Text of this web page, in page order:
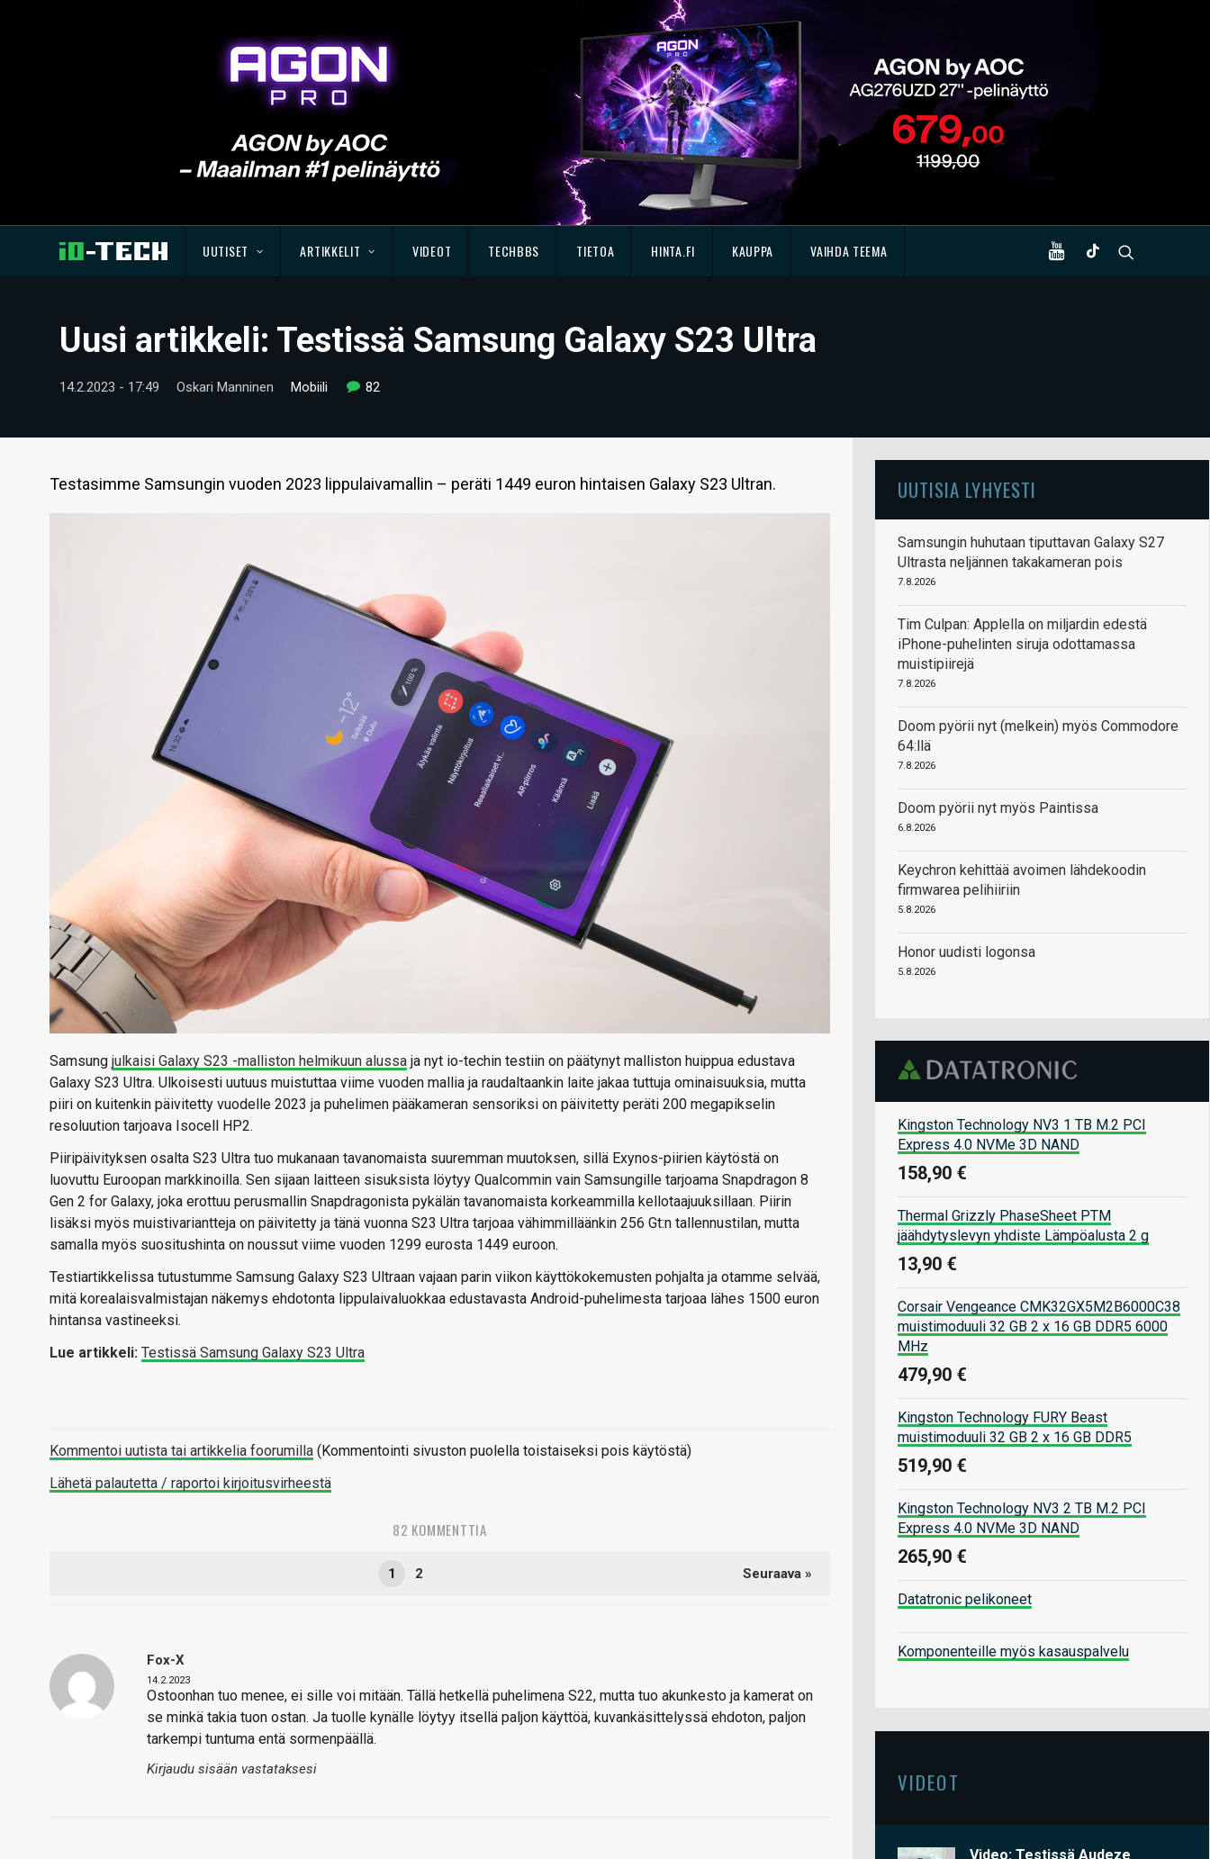
UUTISET ARTIKKELIT VIDEOT TECHBBS TIETOA HINTA.FI KAUPPA VAIHDA TEEMA
Uusi artikkeli: Testissä Samsung Galaxy S23 Ultra
14.2.2023 - 17:49 Oskari Manninen Mobiili 82
Testasimme Samsungin vuoden 2023 lippulaivamallin – peräti 1449 euron hintaisen Galaxy S23 Ultran.
Samsung julkaisi Galaxy S23 -malliston helmikuun alussa ja nyt io-techin testiin on päätynyt malliston huippua edustava
Galaxy S23 Ultra. Ulkoisesti uutuus muistuttaa viime vuoden mallia ja raudaltaankin laite jakaa tuttuja ominaisuuksia, mutta
piiri on kuitenkin päivitetty vuodelle 2023 ja puhelimen pääkameran sensoriksi on päivitetty peräti 200 megapikselin
resoluution tarjoava Isocell HP2.
Piiripäivityksen osalta S23 Ultra tuo mukanaan tavanomaista suuremman muutoksen, sillä Exynos-piirien käytöstä on
luovuttu Euroopan markkinoilla. Sen sijaan laitteen sisuksista löytyy Qualcommin vain Samsungille tarjoama Snapdragon 8
Gen 2 for Galaxy, joka erottuu perusmallin Snapdragonista pykälän tavanomaista korkeammilla kellotaajuuksillaan. Piirin
lisäksi myös muistivariantteja on päivitetty ja tänä vuonna S23 Ultra tarjoaa vähimmilläänkin 256 Gt:n tallennustilan, mutta
samalla myös suositushinta on noussut viime vuoden 1299 eurosta 1449 euroon.
Testiartikkelissa tutustumme Samsung Galaxy S23 Ultraan vajaan parin viikon käyttökokemusten pohjalta ja otamme selvää,
mitä korealaisvalmistajan näkemys ehdotonta lippulaivaluokkaa edustavasta Android-puhelimesta tarjoaa lähes 1500 euron
hintansa vastineeksi.
Lue artikkeli: Testissä Samsung Galaxy S23 Ultra
Kommentoi uutista tai artikkelia foorumilla (Kommentointi sivuston puolella toistaiseksi pois käytöstä)
Lähetä palautetta / raportoi kirjoitusvirheestä
82 KOMMENTTIA
1 2 Seuraava »
Fox-X
14.2.2023
Ostoonhan tuo menee, ei sille voi mitään. Tällä hetkellä puhelimena S22, mutta tuo akunkesto ja kamerat on
se minkä takia tuon ostan. Ja tuolle kynälle löytyy itsellä paljon käyttöä, kuvankäsittelyssä ehdoton, paljon
tarkempi tuntuma entä sormenpäällä.
Kirjaudu sisään vastataksesi
UUTISIA LYHYESTI
Samsungin huhutaan tiputtavan Galaxy S27
Ultrasta neljännen takakameran pois
7.8.2026
Tim Culpan: Applella on miljardin edestä
iPhone-puhelinten siruja odottamassa
muistipiirejä
7.8.2026
Doom pyörii nyt (melkein) myös Commodore
64:llä
7.8.2026
Doom pyörii nyt myös Paintissa
6.8.2026
Keychron kehittää avoimen lähdekoodin
firmwarea pelihiiriin
5.8.2026
Honor uudisti logonsa
5.8.2026
Kingston Technology NV3 1 TB M.2 PCI
Express 4.0 NVMe 3D NAND
158,90 €
Thermal Grizzly PhaseSheet PTM
jäähdytyslevyn yhdiste Lämpöalusta 2 g
13,90 €
Corsair Vengeance CMK32GX5M2B6000C38
muistimoduuli 32 GB 2 x 16 GB DDR5 6000
MHz
479,90 €
Kingston Technology FURY Beast
muistimoduuli 32 GB 2 x 16 GB DDR5
519,90 €
Kingston Technology NV3 2 TB M.2 PCI
Express 4.0 NVMe 3D NAND
265,90 €
Datatronic pelikoneet
Komponenteille myös kasauspalvelu
VIDEOT
Video: Testissä Audeze